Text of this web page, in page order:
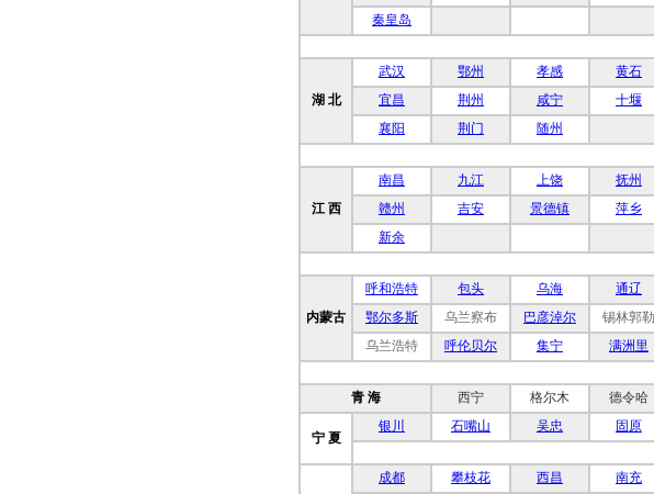
秦皇岛
湖 北
武汉 鄂州 孝感 黄石
宜昌 荆州 咸宁 十堰
襄阳
荆门 随州
江 西
南昌 九江 上饶 抚州
赣州 吉安 景德镇 萍乡
新余
内蒙古
呼和浩特 包头 乌海 通辽
鄂尔多斯 乌兰察布 巴彦淖尔 锡林郭勒
乌兰浩特
呼伦贝尔 集宁 满洲里
青 海 西宁 格尔木 德令哈
宁 夏
银川 石嘴山 吴忠 固原
成都 攀枝花 西昌 南充